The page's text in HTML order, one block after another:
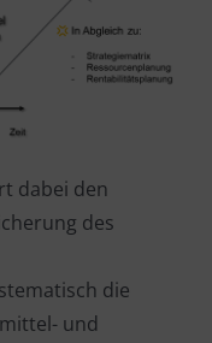
dabei den
des
die
und